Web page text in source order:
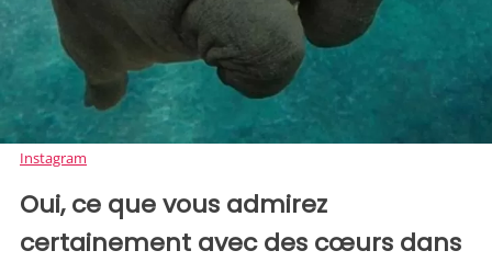
Instagram
Oui, ce que vous admirez
certainement avec des cœurs dans